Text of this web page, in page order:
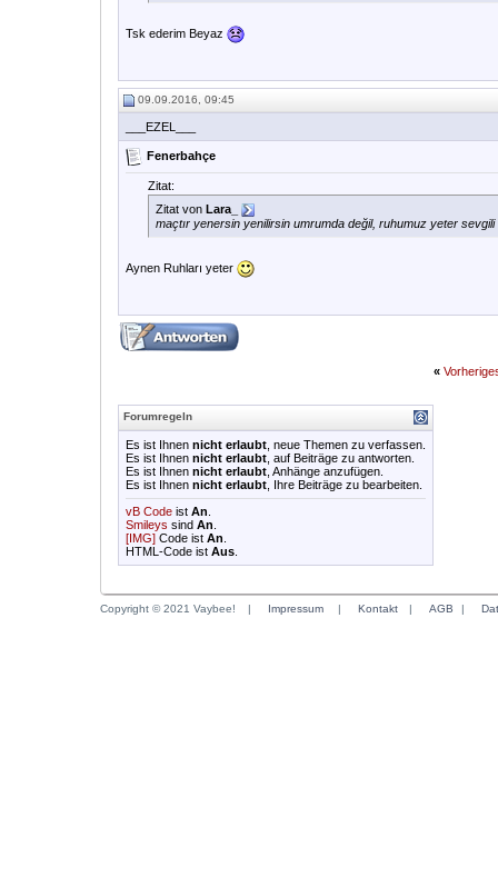
Tsk ederim Beyaz
09.09.2016, 09:45
___EZEL___
Fenerbahçe
Zitat:
Zitat von Lara_
maçtır yenersin yenilirsin umrumda değil, ruhumuz yeter
Aynen Ruhları yeter
«
Forumregeln
Es ist Ihnen nicht erlaubt , neue Themen zu verfassen.
Es ist Ihnen nicht erlaubt , auf Beiträge zu antworten.
Es ist Ihnen nicht erlaubt , Anhänge anzufügen.
Es ist Ihnen nicht erlaubt , Ihre Beiträge zu bearbeiten.
vB Code ist An
Smileys sind An
[IMG] Code ist An
HTML-Code ist Aus
Copyright © 2021 Vaybee! | Impressum | Kontakt | AGB |